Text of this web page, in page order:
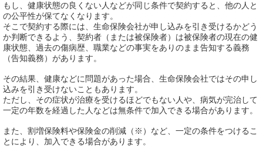
もし、健康状態の良くない人などが同じ条件で契約すると、他の人と
の公平性が保てなくなります。
そこで契約する際には、生命保険会社が申し込みを引き受けるかどう
か判断できるよう、契約者（または被保険者）は被保険者の現在の健
康状態、過去の傷病歴、職業などの事実をありのまま告知する義務
（告知義務）があります。
その結果、健康などに問題があった場合、生命保険会社ではその申し
込みを引き受けないこともあります。
ただし、その症状が治療を受けるほどでもない人や、病気が完治して
一定の年数を経過した人などは無条件で加入できる場合があります。
また、割増保険料や保険金の削減（※）など、一定の条件をつけるこ
とにより、加入できる場合があります。